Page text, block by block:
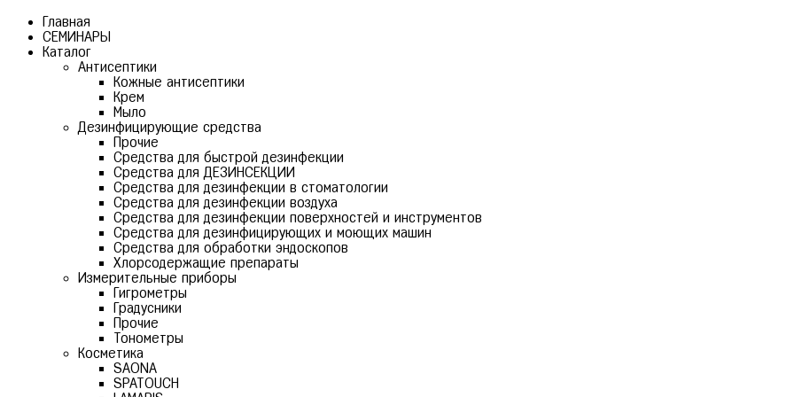
Главная
СЕМИНАРЫ
Каталог
Антисептики
Кожные антисептики
Крем
Мыло
Дезинфицирующие средства
Прочие
Средства для быстрой дезинфекции
Средства для ДЕЗИНСЕКЦИИ
Средства для дезинфекции в стоматологии
Средства для дезинфекции воздуха
Средства для дезинфекции поверхностей и инструментов
Средства для дезинфицирующих и моющих машин
Средства для обработки эндоскопов
Хлорсодержащие препараты
Измерительные приборы
Гигрометры
Градусники
Прочие
Тонометры
Косметика
SAONA
SPATOUCH